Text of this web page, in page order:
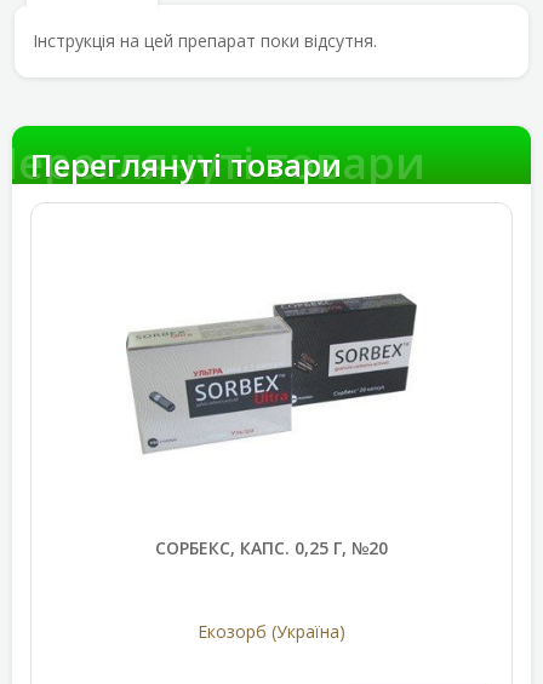
Інструкція на цей препарат поки відсутня.
товари
Переглянуті товари
СОРБЕКС, КАПС. 0,25 Г, №20
Екозорб (Україна)